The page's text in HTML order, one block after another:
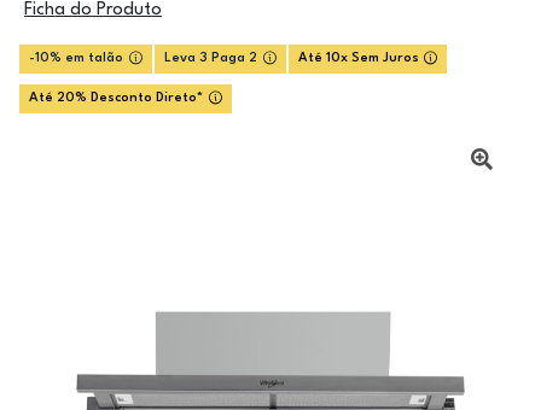
Ficha do Produto
-10% em talão Leva 3 Paga 2 Até 10x Sem Juros
Até 20% Desconto Direto*